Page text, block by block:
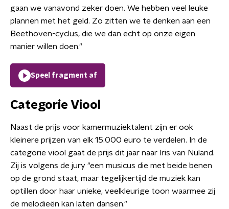
gaan we vanavond zeker doen. We hebben veel leuke
plannen met het geld. Zo zitten we te denken aan een
Beethoven-cyclus, die we dan echt op onze eigen
manier willen doen."
Speel fragment af
Categorie Viool
Naast de prijs voor kamermuziektalent zijn er ook
kleinere prijzen van elk 15.000 euro te verdelen. In de
categorie viool gaat de prijs dit jaar naar Iris van Nuland.
Zij is volgens de jury "een musicus die met beide benen
op de grond staat, maar tegelijkertijd de muziek kan
optillen door haar unieke, veelkleurige toon waarmee zij
de melodieën kan laten dansen."